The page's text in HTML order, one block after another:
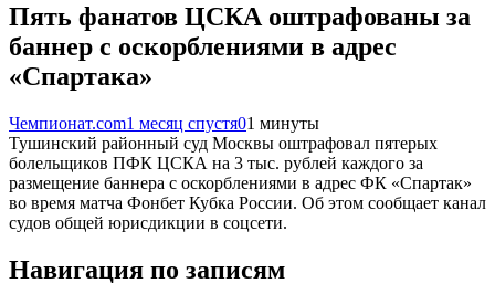
Пять фанатов ЦСКА оштрафованы за
баннер с оскорблениями в адрес
«Спартака»
Чемпионат.com1 месяц спустя01 минуты
Тушинский районный суд Москвы оштрафовал пятерых
болельщиков ПФК ЦСКА на 3 тыс. рублей каждого за
размещение баннера с оскорблениями в адрес ФК «Спартак»
во время матча Фонбет Кубка России. Об этом сообщает канал
судов общей юрисдикции в соцсети.
Навигация по записям